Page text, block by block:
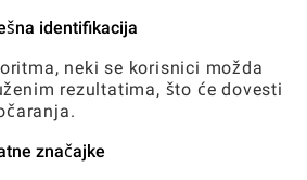
identifikacija
neki se korisnici možda
rezultatima, što će dovesti
značajke